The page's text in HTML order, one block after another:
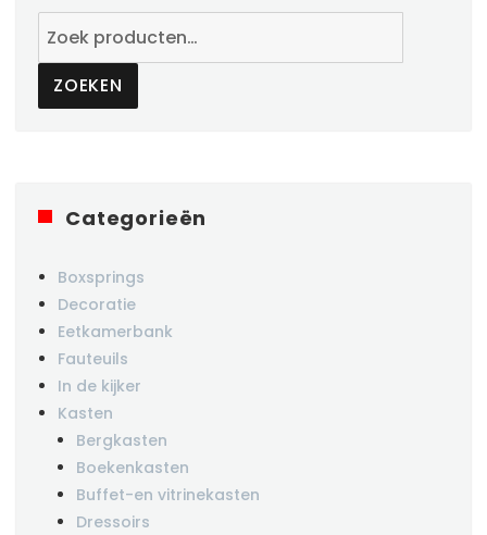
naar:
ZOEKEN
Categorieën
Boxsprings
Decoratie
Eetkamerbank
Fauteuils
In de kijker
Kasten
Bergkasten
Boekenkasten
Buffet-en vitrinekasten
Dressoirs